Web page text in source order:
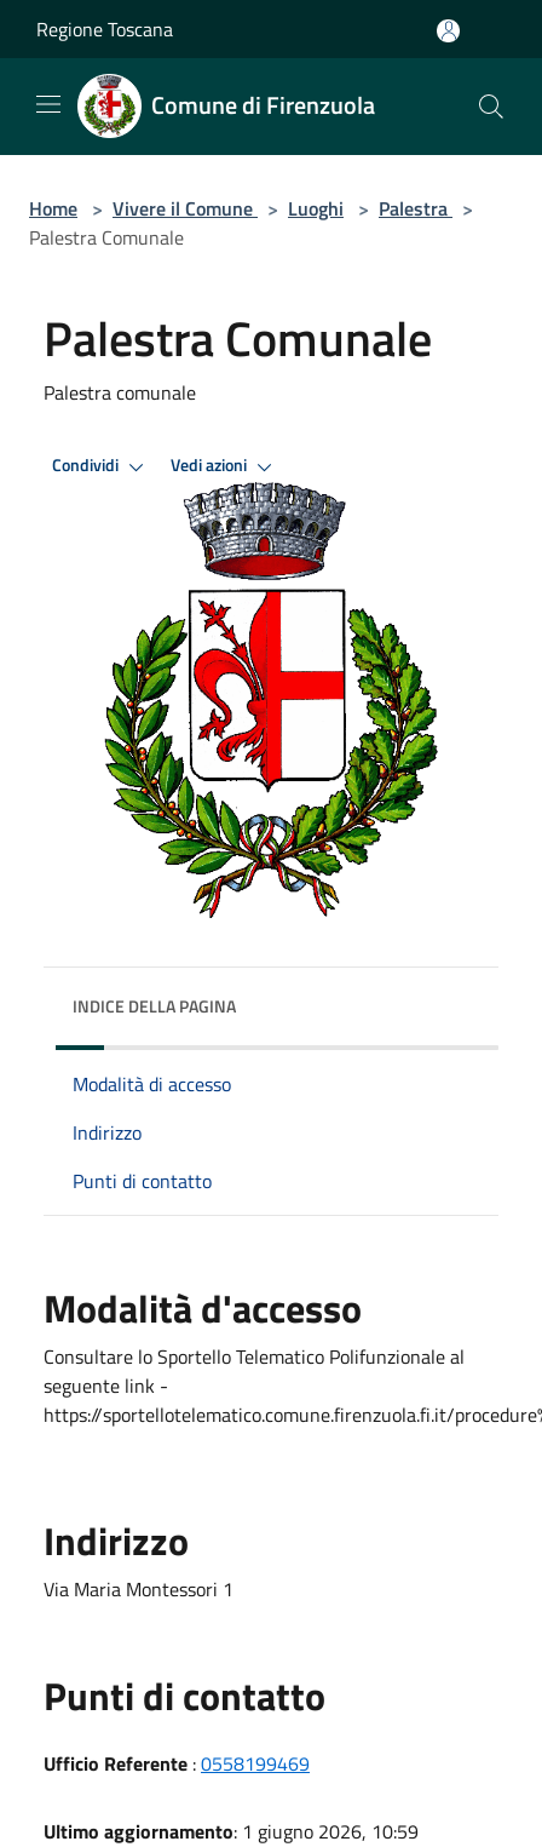
Regione Toscana
Comune di Firenzuola
Home > Vivere il Comune > Luoghi > Palestra >
Palestra Comunale
Palestra Comunale
Palestra comunale
Condividi Vedi azioni
INDICE DELLA PAGINA
Modalità di accesso
Indirizzo
Punti di contatto
Modalità d'accesso
Consultare lo Sportello Telematico Polifunzionale al
seguente link -
https://sportellotelematico.comune.firenzuola.fi.it/
Indirizzo
Via Maria Montessori 1
Punti di contatto
Ufficio Referente :0558199469
Ultimo aggiornamento: 1 giugno 2026, 10:59